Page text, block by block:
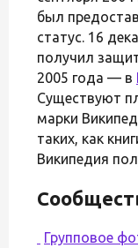
был
статус. 16
получил
2005 года — в
Существуют
марки
таких, как
Википедия
Групповое